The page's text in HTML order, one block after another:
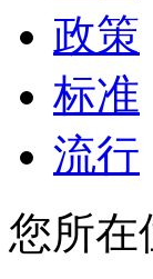
政策
标准
流行
您所在